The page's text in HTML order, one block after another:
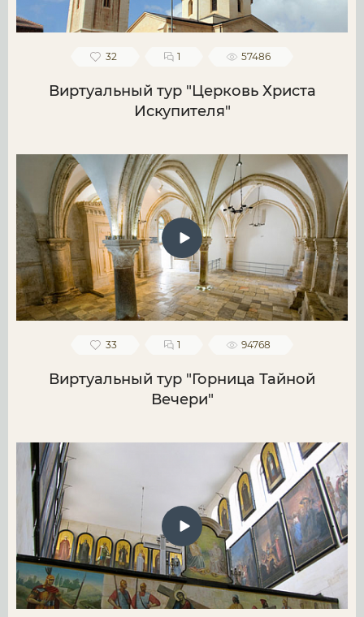
32 1 57486
Виртуальный тур "Церковь Христа
Искупителя"
33 1 94768
Виртуальный тур "Горница Тайной
Вечери"